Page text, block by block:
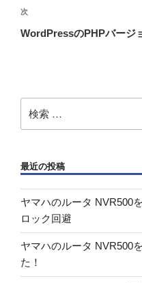
ビ
ゲ
ン
投
次
の
次
WordPressのPHPバージ
索:
最近の投稿
ヤマハのルータ NVR500
ロック回避
ヤマハのルータ NVR500
た！